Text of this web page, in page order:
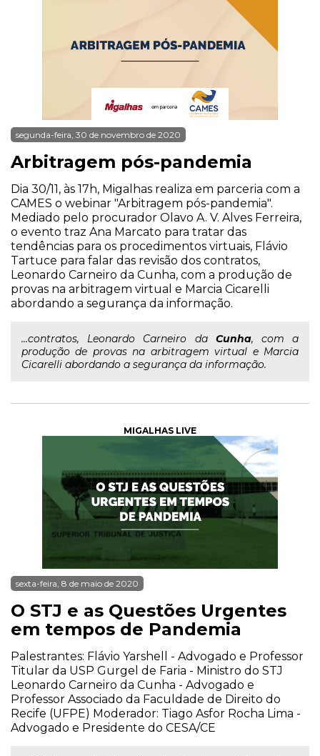
segunda-feira, 30 de novembro de 2020
Arbitragem pós-pandemia
Dia 30/11, às 17h, Migalhas realiza em parceria com a
CAMES o webinar "Arbitragem pós-pandemia".
Mediado pelo procurador Olavo A. V. Alves Ferreira,
o evento traz Ana Marcato para tratar das
tendências para os procedimentos virtuais, Flávio
Tartuce para falar das revisão dos contratos,
Leonardo Carneiro da Cunha, com a produção de
provas na arbitragem virtual e Marcia Cicarelli
abordando a segurança da informação.
...contratos, Leonardo Carneiro da Cunha, com a
produção de provas na arbitragem virtual e Marcia
Cicarelli abordando a segurança da informação.
MIGALHAS LIVE
sexta-feira, 8 de maio de 2020
O STJ e as Questões Urgentes
em tempos de Pandemia
Palestrantes: Flávio Yarshell - Advogado e Professor
Titular da USP Gurgel de Faria - Ministro do STJ
Leonardo Carneiro da Cunha - Advogado e
Professor Associado da Faculdade de Direito do
Recife (UFPE) Moderador: Tiago Asfor Rocha Lima -
Advogado e Presidente do CESA/CE